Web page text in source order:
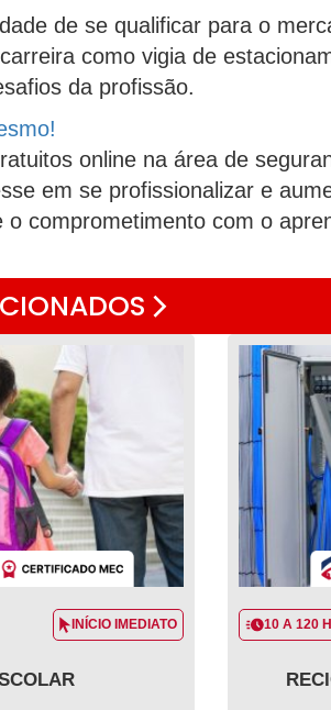
de se qualificar para o
como vigia de
da profissão.
online na área de
em se profissionalizar e
o comprometimento com o
INÍCIO IMEDIATO 10 A 120